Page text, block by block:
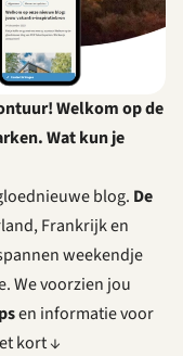
Welkom op de
Wat kun je
blog. De
Frankrijk en
weekendje
We voorzien jou
en informatie voor
kort ↓